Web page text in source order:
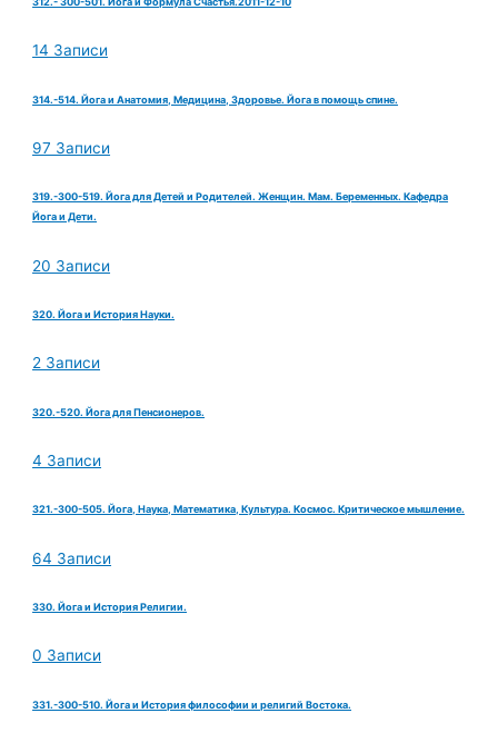
14 Записи
314.-514. Йога и Анатомия, Медицина, Здоровье. Йога в помощь спине.
97 Записи
319.-300-519. Йога для Детей и Родителей. Женщин. Мам. Беременных. Кафедра
Йога и Дети.
20 Записи
320. Йога и История Науки.
2 Записи
320.-520. Йога для Пенсионеров.
4 Записи
321.-300-505. Йога, Наука, Математика, Культура. Космос. Критическое мышление.
64 Записи
330. Йога и История Религии.
0 Записи
331.-300-510. Йога и История философии и религий Востока.